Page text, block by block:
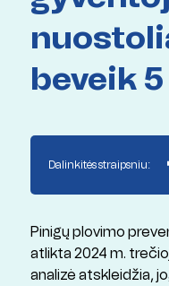
beveik
Dalinkitės straipsniu:
Pinigų plovimo
atlikta 2024 m.
analizė atskleidžia,